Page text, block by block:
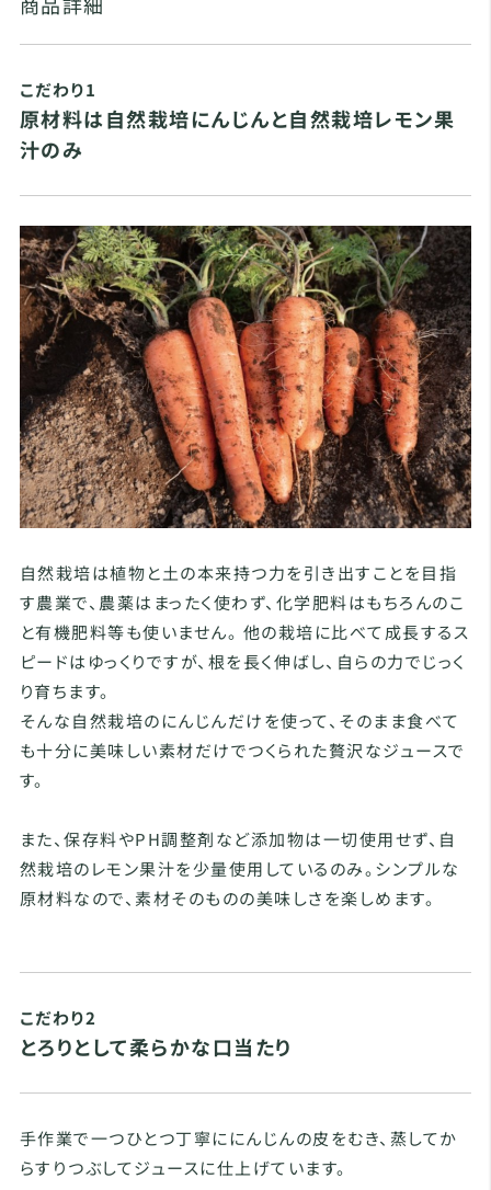
こだわり1
原材料は自然栽培にんじんと自然栽培レモン果
汁のみ
自然栽培は植物と土の本来持つ力を引き出すことを目指
す農業で、農薬はまったく使わず、化学肥料はもちろんのこ
と有機肥料等も使いません。 他の栽培に比べて成長するス
ピードはゆっくりですが、根を長く伸ばし、自らの力でじっく
り育ちます。
そんな自然栽培のにんじんだけを使って、そのまま食べて
も十分に美味しい素材だけでつくられた贅沢なジュースで
す。
また、保存料やPH調整剤など添加物は一切使用せず、自
然栽培のレモン果汁を少量使用しているのみ。シンプルな
原材料なので、素材そのものの美味しさを楽しめます。
こだわり2
とろりとして柔らかな口当たり
手作業で一つひとつ丁寧ににんじんの皮をむき、蒸してか
らすりつぶしてジュースに仕上げています。